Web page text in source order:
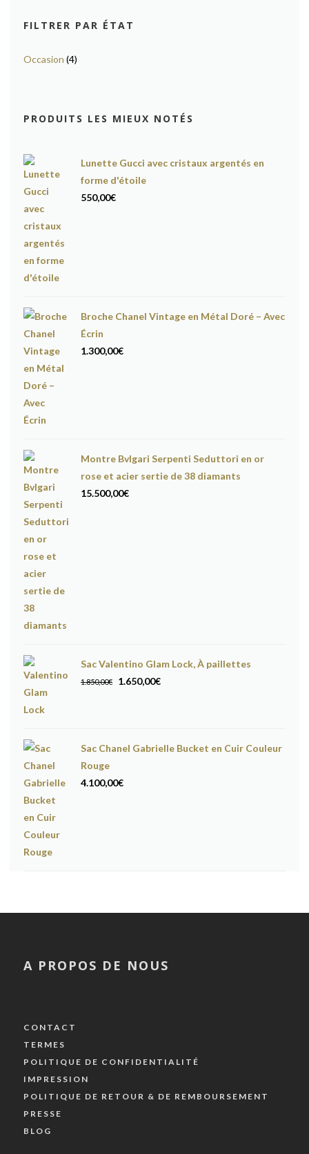
FILTRER PAR ÉTAT
Occasion (4)
PRODUITS LES MIEUX NOTÉS
Lunette Gucci avec cristaux argentés en
forme d'étoile
550,00€
Broche Chanel Vintage en Métal Doré – Avec
Écrin
1.300,00€
Montre Bvlgari Serpenti Seduttori en or
rose et acier sertie de 38 diamants
15.500,00€
Sac Valentino Glam Lock, À paillettes
1.850,00€
Le
1.850,00€.
1.650,00€Le
1.650,00€.
Sac Chanel Gabrielle Bucket en Cuir Couleur
Rouge
4.100,00€
A PROPOS DE NOUS
CONTACT
TERMES
POLITIQUE DE CONFIDENTIALITÉ
IMPRESSION
POLITIQUE DE RETOUR & DE REMBOURSEMENT
PRESSE
BLOG